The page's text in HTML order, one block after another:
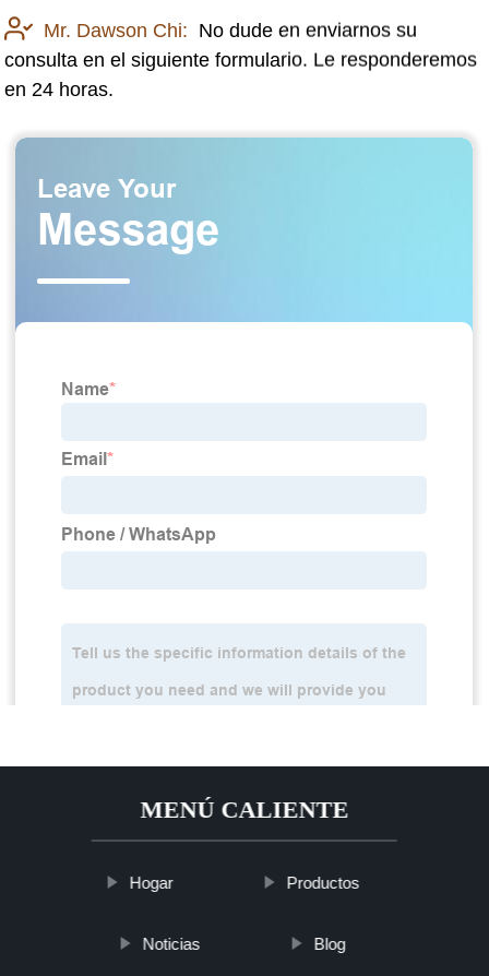
Mr. Dawson Chi: No dude en enviarnos su
consulta en el siguiente formulario. Le responderemos
en 24 horas.
MENÚ CALIENTE
Hogar Productos
Noticias Blog